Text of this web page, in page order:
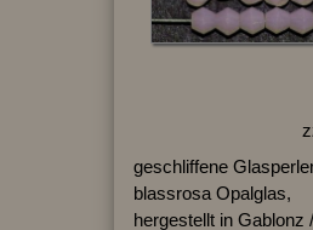
geschliffene
blassrosa Opalglas,
hergestellt in Gablonz